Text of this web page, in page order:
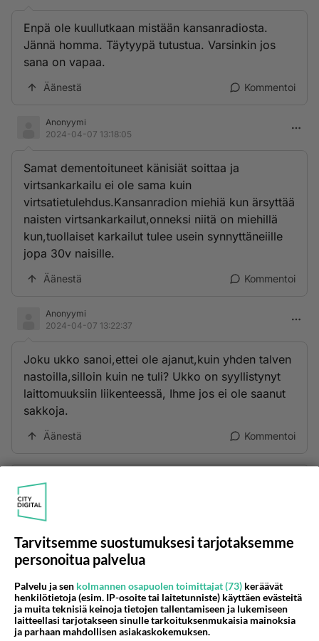
Enpä ole kuullutkaan mistään kansanradiosta.
Jännä homma. Täytyypä tutustua. Varsinkin jos
sana on vapaa.
Äänestä Kommentoi
Anonyymi
2024-04-07 13:18:05
Samat dementoituneet känisiät soittaa ja
virtsankarkailu ei ole sama kuin
virtsatietulehdus.Kansanradion miehiä kun ärsyttää
naisten virtsankarkailut,onneksi niitä on miehillä
kun,tuollaiset karkailut tulee usein synnyttäneiille
jopa 30v naisille.
Äänestä Kommentoi
Anonyymi
2024-04-07 13:22:37
Joku ukko sanoi,ettei ole ajanut,kuin yhden talven
nastoilla,silloin kuin ne tuli? Ukko on syyllistynyt
laittomuuksiin liikenteessä, Ihme jos ei ole saanut
sakkoja.
Äänestä Kommentoi
Ketjusta on poistettu sääntöjenvastaista viestiä.
LUETUIMMAT KESKUSTELUT
PÄIVÄ VIIKKO KUUKAUSI
Tarvitsemme suostumuksesi tarjotaksemme
personoitua palvelua
Palvelu ja sen kolmannen osapuolen toimittajat (73) keräävät
henkilötietoja (esim. IP-osoite tai laitetunniste) käyttäen evästeitä
ja muita teknisiä keinoja tietojen tallentamiseen ja lukemiseen
laitteellasi tarjotakseen sinulle tarkoituksenmukaisia mainoksia
ja parhaan mahdollisen asiakaskokemuksen.